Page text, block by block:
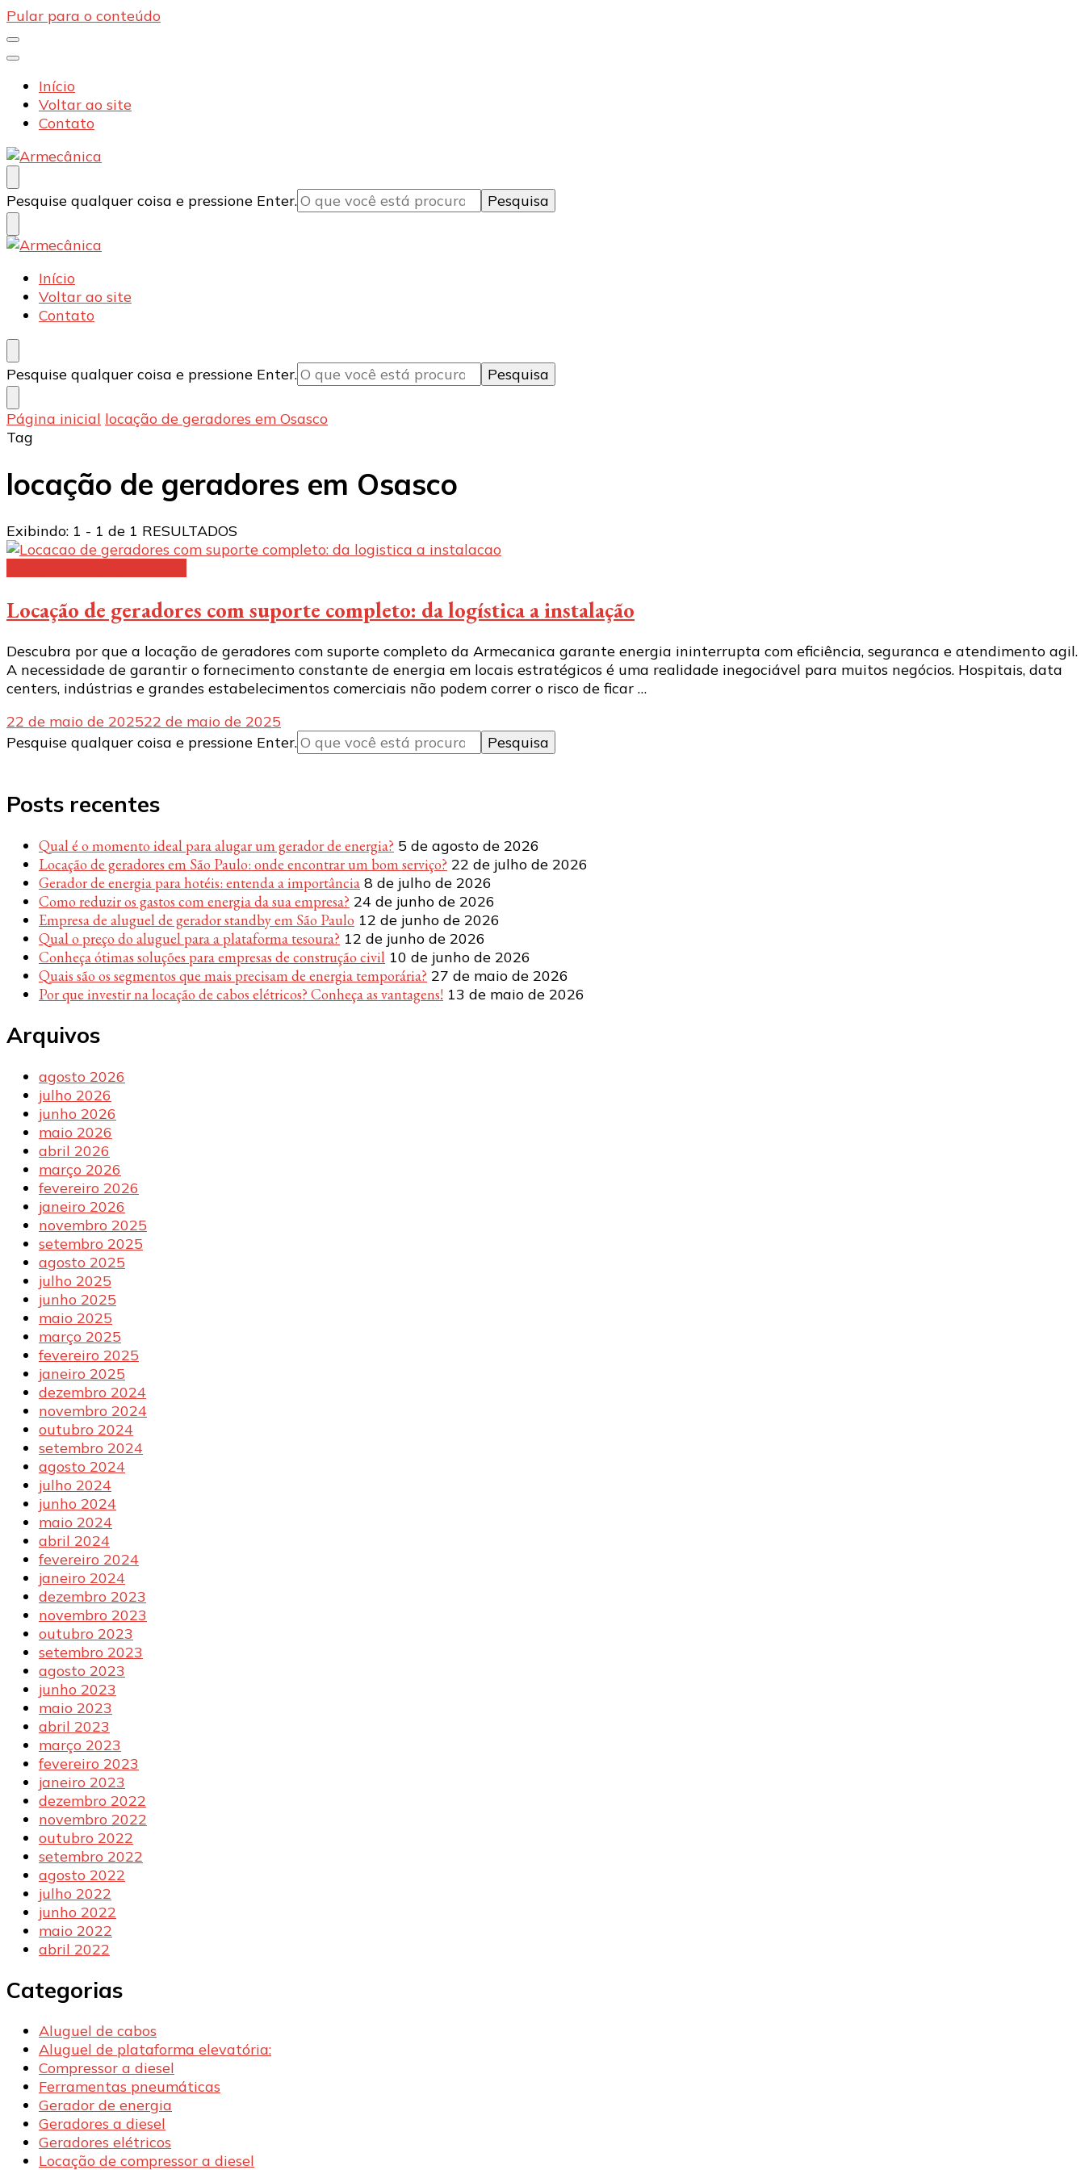
Pular para o conteúdo
Início
Voltar ao site
Contato
Armecânica
Blog
Procurando
algo?
Pesquise qualquer coisa e pressione Enter.
Armecânica
Blog
Início
Voltar ao site
Contato
Procurando
algo?
Pesquise qualquer coisa e pressione Enter.
Página inicial locação de geradores em Osasco
Tag
locação de geradores em Osasco
Exibindo: 1 - 1 de 1 RESULTADOS
Locação de geradores com suporte completo: da logística a instalação
Descubra por que a locação de geradores com suporte completo da Armecanica garante energia ininterrupta com eficiência, seguranca e atendimento agil.
A necessidade de garantir o fornecimento constante de energia em locais estratégicos é uma realidade inegociável para muitos negócios. Hospitais, data
centers, indústrias e grandes estabelecimentos comerciais não podem correr o risco de ficar …
22 de maio de 202522 de maio de 2025
Procurando
Pesquise qualquer coisa e pressione Enter.
Posts recentes
Qual é o momento ideal para alugar um gerador de energia? 5 de agosto de 2026
Locação de geradores em São Paulo: onde encontrar um bom serviço? 22 de julho de 2026
Gerador de energia para hotéis: entenda a importância 8 de julho de 2026
Como reduzir os gastos com energia da sua empresa? 24 de junho de 2026
Empresa de aluguel de gerador standby em São Paulo 12 de junho de 2026
Qual o preço do aluguel para a plataforma tesoura? 12 de junho de 2026
Conheça ótimas soluções para empresas de construção civil 10 de junho de 2026
Quais são os segmentos que mais precisam de energia temporária? 27 de maio de 2026
Por que investir na locação de cabos elétricos? Conheça as vantagens! 13 de maio de 2026
Arquivos
agosto 2026
julho 2026
junho 2026
maio 2026
abril 2026
março 2026
fevereiro 2026
janeiro 2026
novembro 2025
setembro 2025
agosto 2025
julho 2025
junho 2025
maio 2025
março 2025
fevereiro 2025
janeiro 2025
dezembro 2024
novembro 2024
outubro 2024
setembro 2024
agosto 2024
julho 2024
junho 2024
maio 2024
abril 2024
fevereiro 2024
janeiro 2024
dezembro 2023
novembro 2023
outubro 2023
setembro 2023
agosto 2023
junho 2023
maio 2023
abril 2023
março 2023
fevereiro 2023
janeiro 2023
dezembro 2022
novembro 2022
outubro 2022
setembro 2022
agosto 2022
julho 2022
junho 2022
maio 2022
abril 2022
Categorias
Aluguel de cabos
Aluguel de plataforma elevatória:
Compressor a diesel
Ferramentas pneumáticas
Gerador de energia
Geradores a diesel
Geradores elétricos
Locação de compressor a diesel